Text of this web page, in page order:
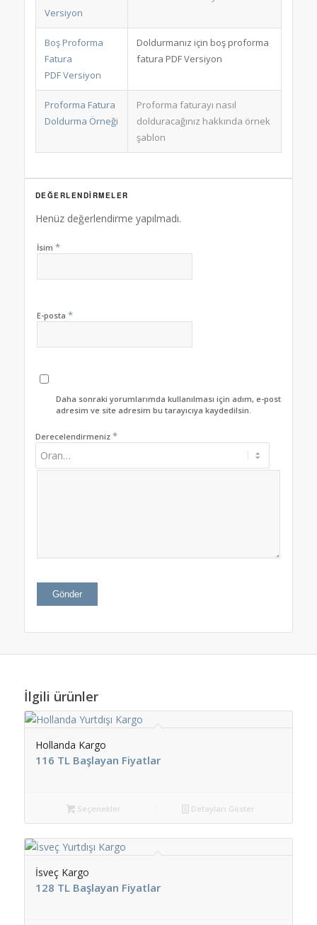
Versiyon
Boş Proforma
Fatura
PDF Versiyon
Doldurmanız için boş proforma
fatura PDF Versiyon
Proforma Fatura
Doldurma Örneği
Proforma faturayı nasıl
dolduracağınız hakkında örnek
şablon
DEĞERLENDIRMELER
Henüz değerlendirme yapılmadı.
İsim *
E-posta *
Daha sonraki yorumlarımda kullanılması için adım, e-posta
adresim ve site adresim bu tarayıcıya kaydedilsin.
Derecelendirmeniz *
İlgili ürünler
Hollanda Kargo
116 TL Başlayan Fiyatlar
Seçenekler Detayları Göster
İsveç Kargo
128 TL Başlayan Fiyatlar